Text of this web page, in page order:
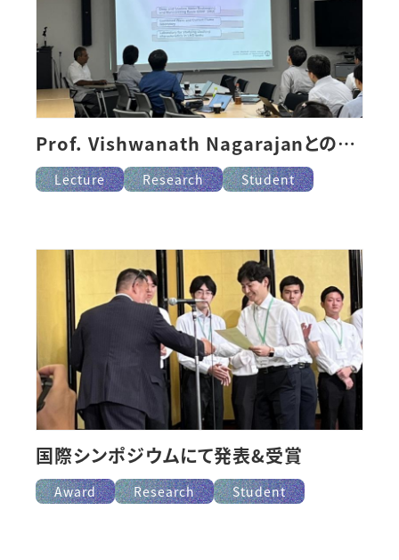
Lecture Research Student
Prof. Vishwanath Nagarajanとの学術交流
Award Research Student
国際シンポジウムにて発表&受賞